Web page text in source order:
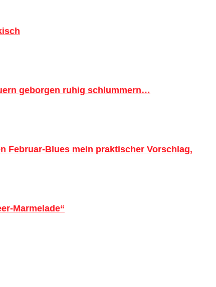
geborgen ruhig schlummern…
Februar-Blues mein praktischer Vorschlag,
Marmelade“